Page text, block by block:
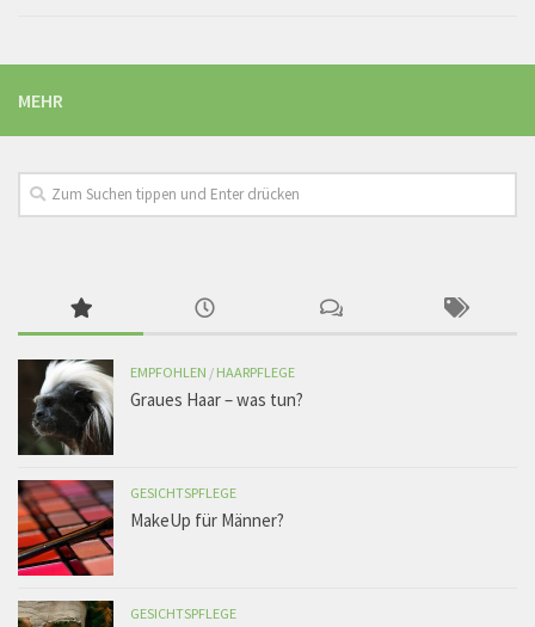
MEHR
EMPFOHLEN / HAARPFLEGE
Graues Haar – was tun?
GESICHTSPFLEGE
MakeUp für Männer?
GESICHTSPFLEGE